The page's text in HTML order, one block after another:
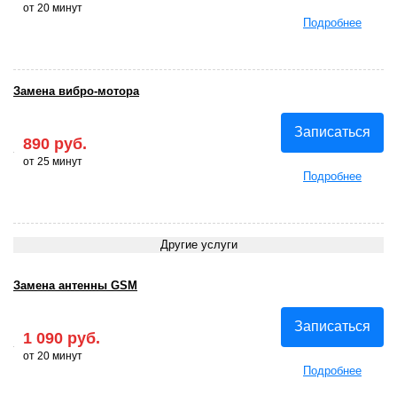
от 20 минут
Подробнее
890 руб.
от 25 минут
Записаться
Подробнее
Замена вибро-мотора
Другие услуги
1 090 руб.
от 20 минут
Записаться
Подробнее
Замена антенны GSM